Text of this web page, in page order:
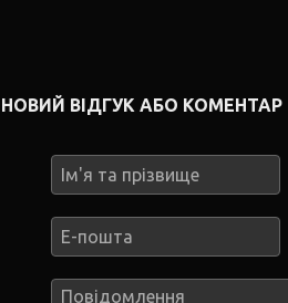
НОВИЙ ВІДГУК АБО КОМЕНТАР